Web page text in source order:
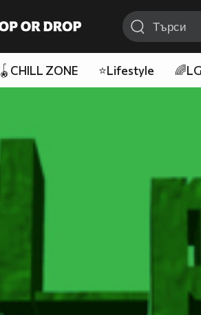
🪀CHILL ZONE ⭐Lifestyle